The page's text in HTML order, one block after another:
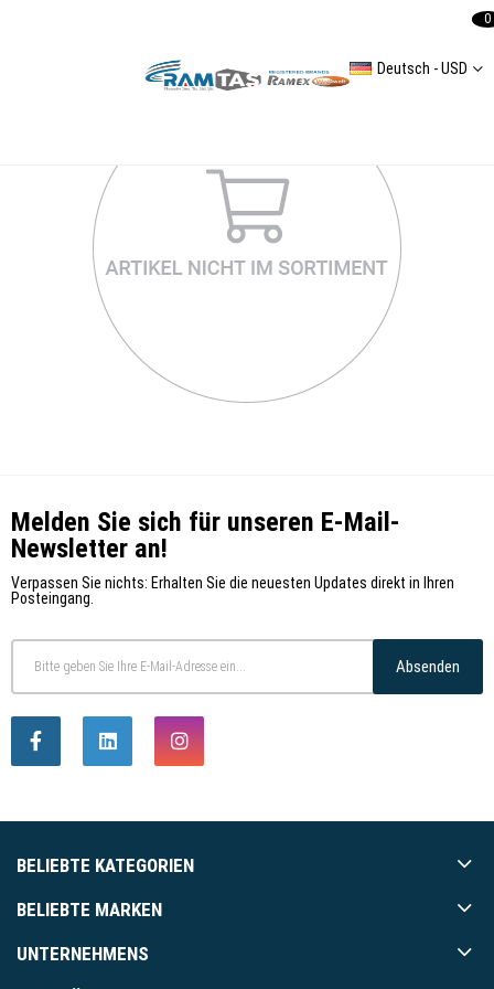
Deutsch - USD
0
Melden Sie sich für unseren E-Mail-
Newsletter an!
Verpassen Sie nichts: Erhalten Sie die neuesten Updates direkt in Ihren
Posteingang.
Absenden
BELIEBTE KATEGORIEN
BELIEBTE MARKEN
UNTERNEHMENS